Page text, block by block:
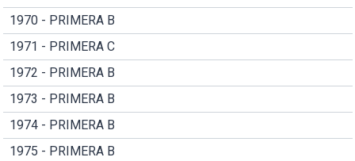
1970 - PRIMERA B
1971 - PRIMERA C
1972 - PRIMERA B
1973 - PRIMERA B
1974 - PRIMERA B
1975 - PRIMERA B